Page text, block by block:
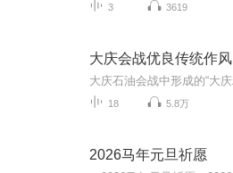
3 3619
大庆会战优良传统作风
18 5.8万
2026马年元旦祈愿